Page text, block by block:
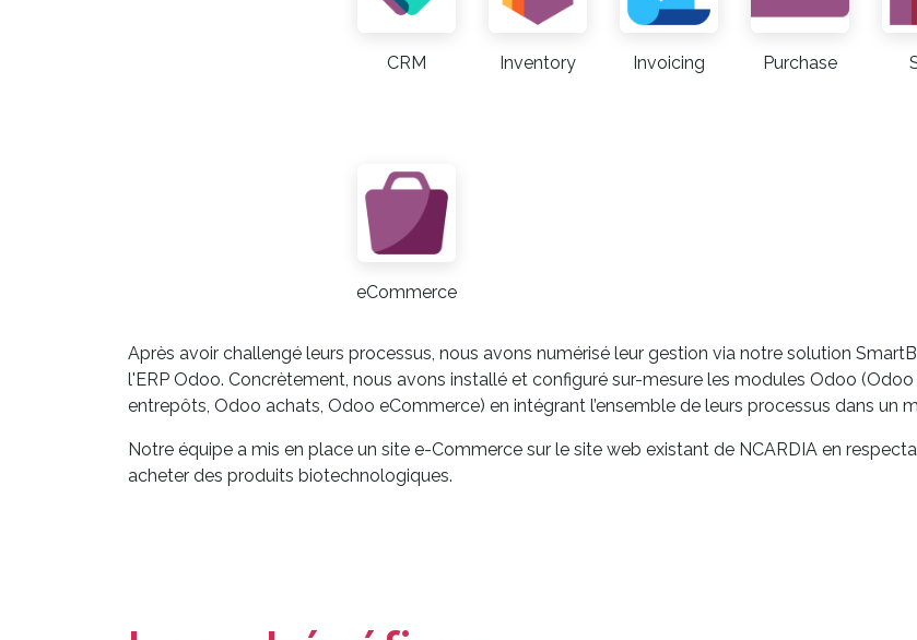
CRM Inventory Invoicing Purchase
eCommerce
Après avoir challengé leurs processus, nous avons numérisé leur gestion via notre solution
l'ERP Odoo. Concrètement, nous avons installé et configuré sur-mesure les modules Odoo
entrepôts, Odoo achats, Odoo eCommerce) en intégrant l’ensemble de leurs processus dans un
Notre équipe a mis en place un site e-Commerce sur le site web existant de NCARDIA en
acheter des produits biotechnologiques.